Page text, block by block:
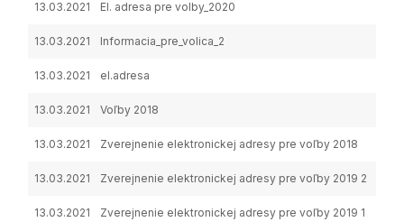
13.03.2021 El. adresa pre volby_2020
13.03.2021 Informacia_pre_volica_2
13.03.2021 el.adresa
13.03.2021 Voľby 2018
13.03.2021 Zverejnenie elektronickej adresy pre voľby 2018
13.03.2021 Zverejnenie elektronickej adresy pre voľby 2019 2
13.03.2021 Zverejnenie elektronickej adresy pre voľby 2019 1